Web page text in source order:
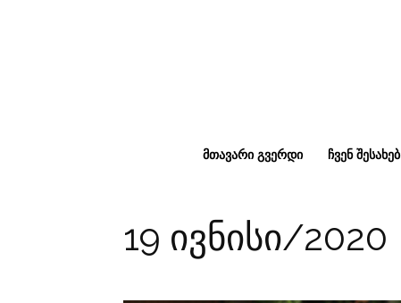
ᲛᲗᲐᲕᲐᲠᲘ ᲒᲕᲔᲠᲓᲘ ᲩᲕᲔᲜ ᲨᲔᲡᲐᲮᲔᲑ
19 ივნისი/2020